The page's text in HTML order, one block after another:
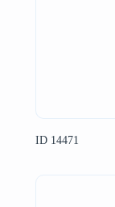
ID 14471